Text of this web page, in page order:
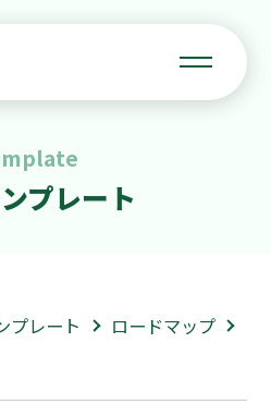
プレート
プレート
ロードマップ